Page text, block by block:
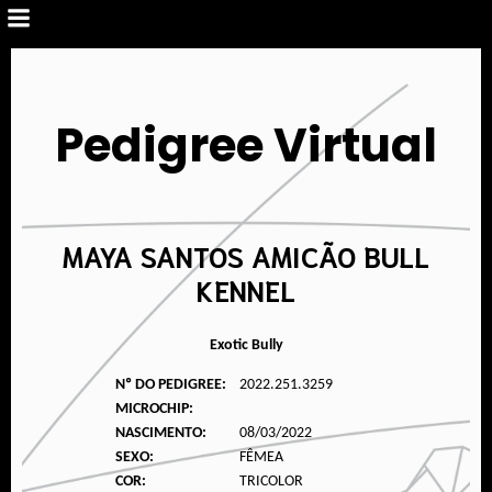
Pedigree Virtual
MAYA SANTOS AMICÃO BULL
KENNEL
Exotic Bully
Nº DO PEDIGREE:
2022.251.3259
MICROCHIP:
NASCIMENTO:
08/03/2022
SEXO:
FÊMEA
COR:
TRICOLOR